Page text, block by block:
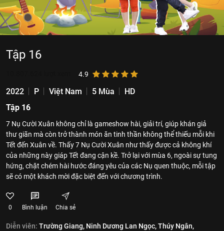
Tập 16
4.9
2022 P Việt Nam 5 Mùa
HD
Tập 16
7 Nụ Cười Xuân không chỉ là gameshow hài, giải trí, giúp khán giả
thư giãn mà còn trở thành món ăn tinh thần không thể thiếu mỗi khi
Tết đến Xuân về. Thấy 7 Nụ Cười Xuân như thấy được cả không khí
của những này giáp Tết đang cận kề. Trở lại với mùa 6, ngoài sự tung
hứng, chặt chém hài hước đáng yêu của các Nụ quen thuộc, mỗi tập
sẽ có một khách mời đặc biệt đến với chương trình.
0 Bình luận Chia sẻ
Diễn viên: Trường Giang, Ninh Dương Lan Ngọc,Thúy Ngân,